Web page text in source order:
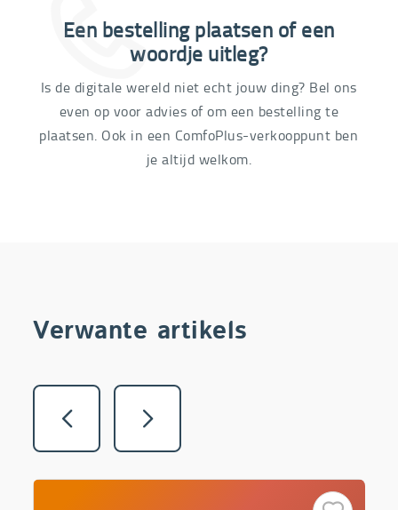
03 292 21 60
Een bestelling plaatsen of een
woordje uitleg?
Is de digitale wereld niet echt jouw ding? Bel ons
even op voor advies of om een bestelling te
plaatsen. Ook in een ComfoPlus-verkooppunt ben
je altijd welkom.
Verwante artikels
Vorige Volgende